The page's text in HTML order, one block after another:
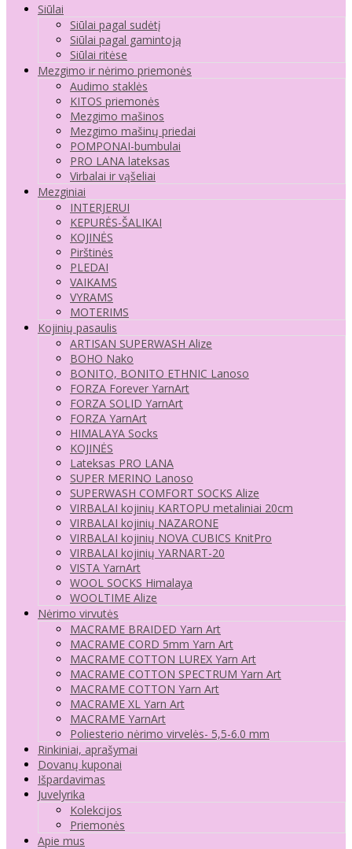
Siūlai
Siūlai pagal sudėtį
Siūlai pagal gamintoją
Siūlai ritėse
Mezgimo ir nėrimo priemonės
Audimo staklės
KITOS priemonės
Mezgimo mašinos
Mezgimo mašinų priedai
POMPONAI-bumbulai
PRO LANA lateksas
Virbalai ir vąšeliai
Mezginiai
INTERJERUI
KEPURĖS-ŠALIKAI
KOJINĖS
Pirštinės
PLEDAI
VAIKAMS
VYRAMS
MOTERIMS
Kojinių pasaulis
ARTISAN SUPERWASH Alize
BOHO Nako
BONITO, BONITO ETHNIC Lanoso
FORZA Forever YarnArt
FORZA SOLID YarnArt
FORZA YarnArt
HIMALAYA Socks
KOJINĖS
Lateksas PRO LANA
SUPER MERINO Lanoso
SUPERWASH COMFORT SOCKS Alize
VIRBALAI kojinių KARTOPU metaliniai 20cm
VIRBALAI kojinių NAZARONE
VIRBALAI kojinių NOVA CUBICS KnitPro
VIRBALAI kojinių YARNART-20
VISTA YarnArt
WOOL SOCKS Himalaya
WOOLTIME Alize
Nėrimo virvutės
MACRAME BRAIDED Yarn Art
MACRAME CORD 5mm Yarn Art
MACRAME COTTON LUREX Yarn Art
MACRAME COTTON SPECTRUM Yarn Art
MACRAME COTTON Yarn Art
MACRAME XL Yarn Art
MACRAME YarnArt
Poliesterio nėrimo virvelės- 5,5-6.0 mm
Rinkiniai, aprašymai
Dovanų kuponai
Išpardavimas
Juvelyrika
Kolekcijos
Priemonės
Apie mus